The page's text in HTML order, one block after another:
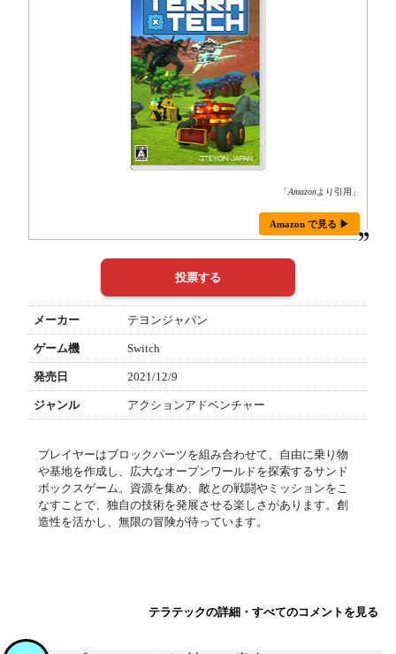
「Amazonより引用」
Amazon で見る ▶
メーカー テヨンジャパン
ゲーム機 Switch
発売日 2021/12/9
ジャンル アクションアドベンチャー
プレイヤーはブロックパーツを組み合わせて、自由に乗り物
や基地を作成し、広大なオープンワールドを探索するサンド
ボックスゲーム。資源を集め、敵との戦闘やミッションをこ
なすことで、独自の技術を発展させる楽しさがあります。創
造性を活かし、無限の冒険が待っています。
テラテックの詳細・すべてのコメントを見る